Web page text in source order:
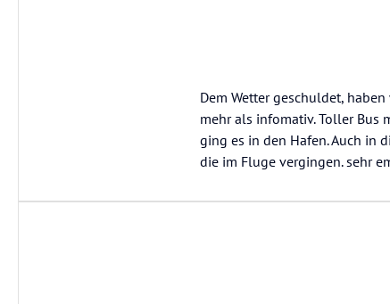
Dem Wetter geschuldet,
mehr als infomativ. Toller Bus
ging es in den Hafen. Auch in
die im Fluge vergingen. sehr